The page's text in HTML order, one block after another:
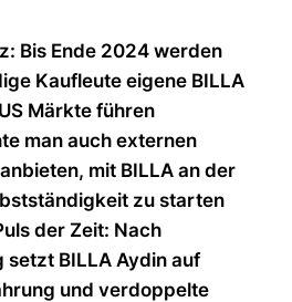
Bis Ende 2024 werden
Kaufleute eigene BILLA
Märkte führen
man auch externen
mit BILLA an der
zu starten
der Zeit: Nach
BILLA Aydin auf
und verdoppelte